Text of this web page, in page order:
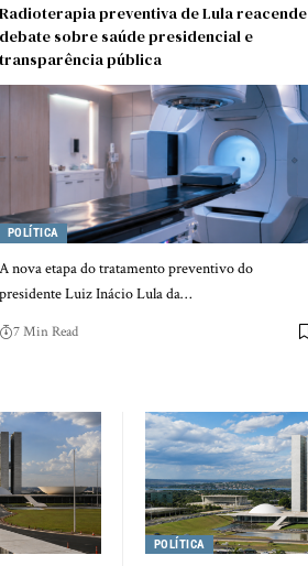
Radioterapia preventiva de Lula reacende
debate sobre saúde presidencial e
transparência pública
POLÍTICA
A nova etapa do tratamento preventivo do
presidente Luiz Inácio Lula da…
7 Min Read
POLÍTICA